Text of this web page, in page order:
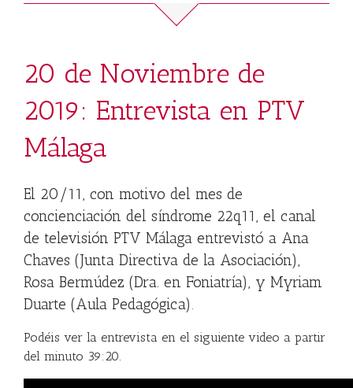
20 de Noviembre de
2019: Entrevista en PTV
Málaga
El 20/11, con motivo del mes de
concienciación del síndrome 22q11, el canal
de televisión PTV Málaga entrevistó a Ana
Chaves (Junta Directiva de la Asociación),
Rosa Bermúdez (Dra. en Foniatría), y Myriam
Duarte (Aula Pedagógica) .
Podéis ver la entrevista en el siguiente video a partir
del minuto 39:20.